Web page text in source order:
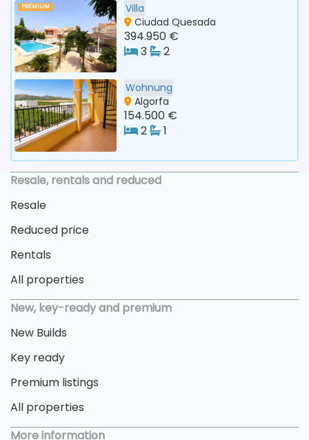
PREMIUM
Villa
Ciudad Quesada
394.950 €
3
2
Wohnung
Algorfa
154.500 €
2
1
Resale, rentals and reduced
Resale
Reduced price
Rentals
All properties
New, key-ready and premium
New Builds
Key ready
Premium listings
All properties
More information